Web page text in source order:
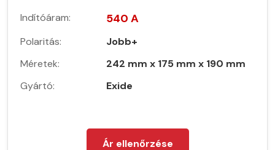
Indítóáram: 540 A
Polaritás:
Jobb+
Méretek:
242 mm x 175 mm x 190 mm
Gyártó:
Exide
Ár ellenőrzése